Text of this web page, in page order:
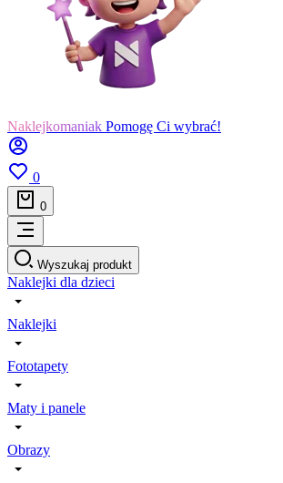
Naklejkomaniak Pomogę Ci wybrać!
0
0
Wyszukaj produkt
Naklejki dla dzieci
Naklejki
Fototapety
Maty i panele
Obrazy